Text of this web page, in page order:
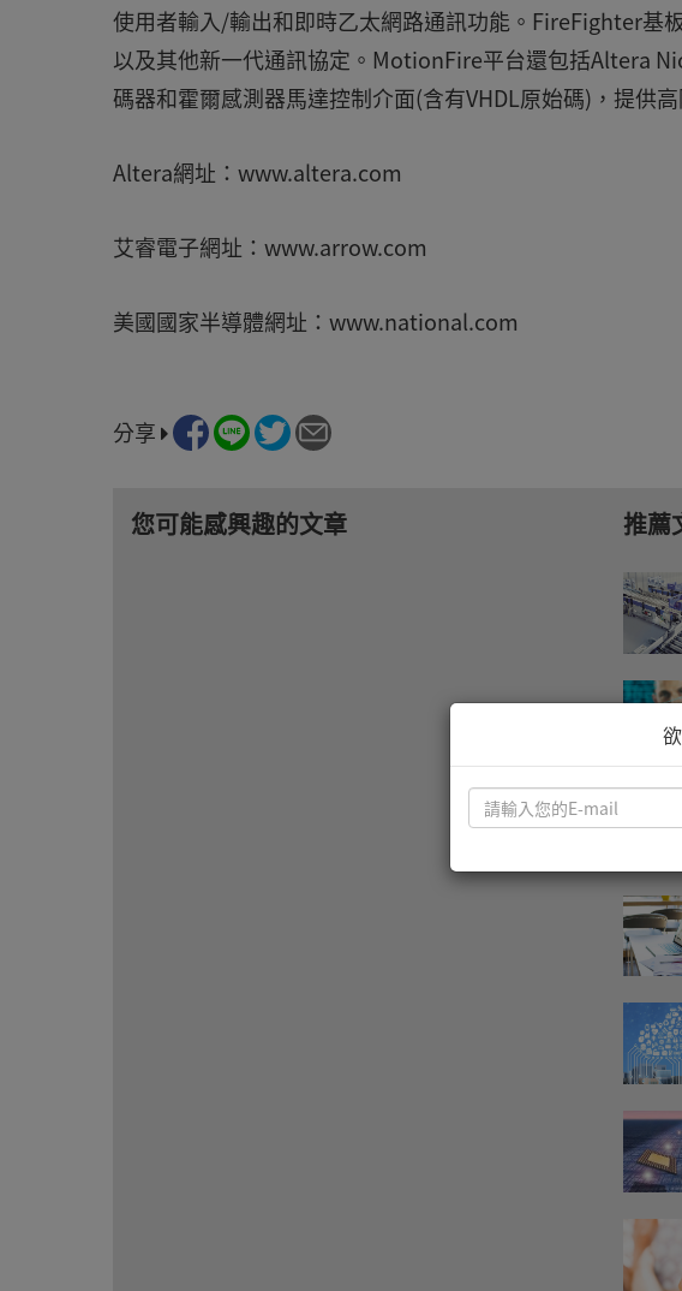
使用者輸入/輸出和即時乙太網路通訊功能。FireFighter基
以及其他新一代通訊協定。MotionFire平台還包括Altera
碼器和霍爾感測器馬達控制介面(含有VHDL原始碼)，提供
Altera網址：www.altera.com
艾睿電子網址：www.arrow.com
美國國家半導體網址：www.national.com
分享
您可能感興趣的文章 推薦